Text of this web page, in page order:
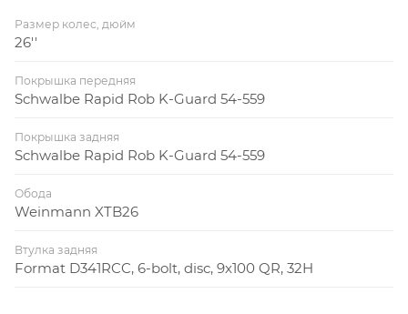
Размер колес, дюйм
26''
Покрышка передняя
Schwalbe Rapid Rob K-Guard 54-559
Покрышка задняя
Schwalbe Rapid Rob K-Guard 54-559
Обода
Weinmann XTB26
Втулка задняя
Format D341RCC, 6-bolt, disc, 9x100 QR, 32H